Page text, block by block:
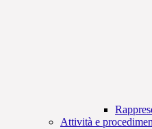
Attività e